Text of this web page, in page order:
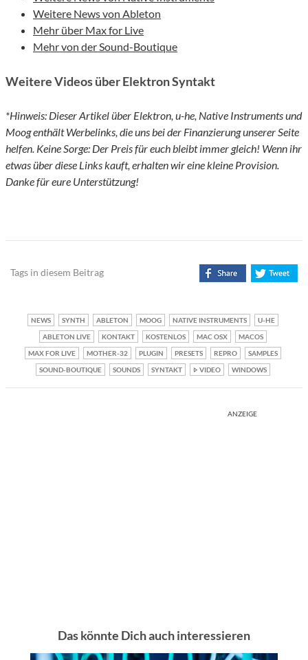
Weitere News von Ableton
Mehr über Max for Live
Mehr von der Sound-Boutique
Weitere Videos über Elektron Syntakt
*Hinweis: Dieser Artikel über Elektron, u-he, Native Instruments und
Moog enthält Werbelinks, die uns bei der Finanzierung unserer Seite
helfen. Keine Sorge: Der Preis für euch bleibt immer gleich! Wenn ihr
etwas über diese Links kauft, erhalten wir eine kleine Provision.
Danke für eure Unterstützung!
Tags in diesem Beitrag
NEWS SYNTH ABLETON MOOG NATIVE INSTRUMENTS
U-HE
ABLETON LIVE
KONTAKT KOSTENLOS MAC OSX
MACOS
MAX FOR LIVE
MOTHER-32 PLUGIN PRESETS REPRO
SAMPLES
SOUND-BOUTIQUE
SOUNDS SYNTAKT VIDEO WINDOWS
ANZEIGE
Das könnte Dich auch interessieren